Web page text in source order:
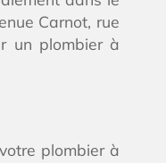
Carnot, rue
un plombier à
plombier à